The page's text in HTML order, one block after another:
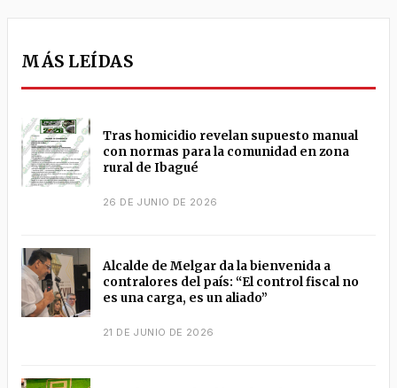
MÁS LEÍDAS
Tras homicidio revelan supuesto manual
con normas para la comunidad en zona
rural de Ibagué
26 DE JUNIO DE 2026
Alcalde de Melgar da la bienvenida a
contralores del país: “El control fiscal no
es una carga, es un aliado”
21 DE JUNIO DE 2026